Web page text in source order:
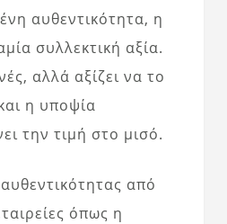
αυθεντικότητα, η
συλλεκτική αξία.
αλλά αξίζει να το
η υποψία
την τιμή στο μισό.
από
όπως η